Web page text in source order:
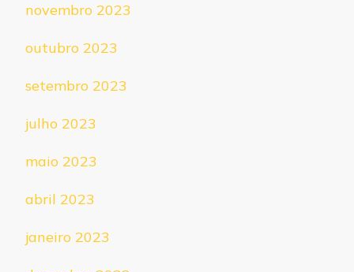
novembro 2023
outubro 2023
setembro 2023
julho 2023
maio 2023
abril 2023
janeiro 2023